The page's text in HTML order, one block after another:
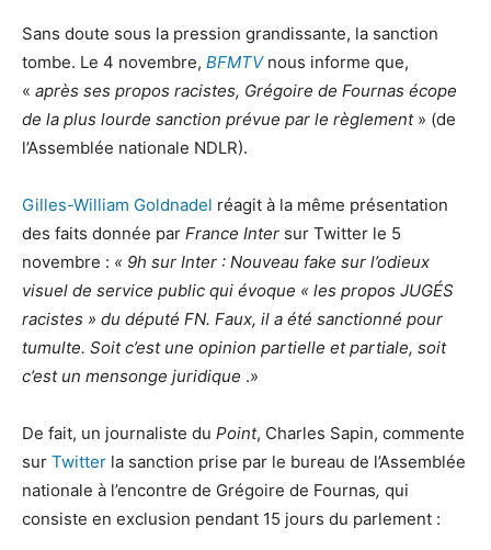
Sans doute sous la pression grandissante, la sanction
tombe. Le 4 novembre, BFMTVnous informe que,
« après ses propos racistes, Grégoire de Fournas écope
de la plus lourde sanction prévue par le règlement» (de
l’Assemblée nationale NDLR).
Gilles-William Goldnadel réagit à la même présentation
des faits donnée par France Inter sur Twitter le 5
novembre : « 9h sur Inter : Nouveau fake sur l’odieux
visuel de service public qui évoque « les propos JUGÉS
racistes » du député FN. Faux, il a été sanctionné pour
tumulte. Soit c’est une opinion partielle et partiale, soit
c’est un mensonge juridique .»
De fait, un journaliste du Point, Charles Sapin, commente
sur Twitter la sanction prise par le bureau de l’Assemblée
nationale à l’encontre de Grégoire de Fournas, qui
consiste en exclusion pendant 15 jours du parlement :